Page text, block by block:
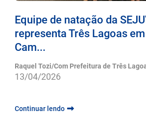
Equipe de natação da
representa Três Lagoas
Cam...
Raquel Tozi/Com Prefeitura de Três
13/04/2026
Continuar lendo